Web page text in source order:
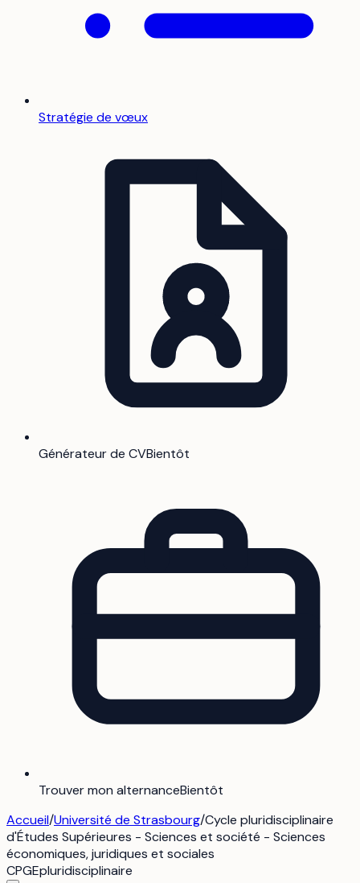
Stratégie de vœux
Générateur de CVBientôt
Trouver mon alternanceBientôt
Accueil/Université de Strasbourg/Cycle pluridisciplinaire
d'Études Supérieures - Sciences et société - Sciences
économiques, juridiques et sociales
CPGEpluridisciplinaire